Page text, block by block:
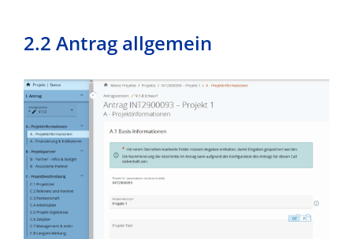
2.2 Antrag allgemein